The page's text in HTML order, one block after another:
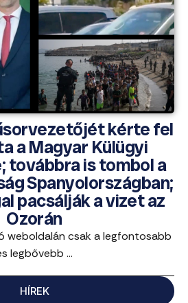
kérte fel
a Magyar Külügyi
továbbra is tombol a
Spanyolországban;
pacsálják a vizet az
Ozorán
weboldalán csak a legfontosabb
legbővebb ...
HÍREK